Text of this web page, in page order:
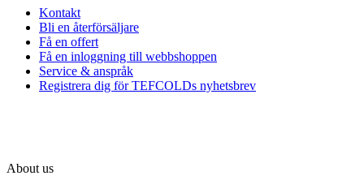
Kontakt
Bli en återförsäljare
Få en offert
Få en inloggning till webbshoppen
Service & anspråk
Registrera dig för TEFCOLDs nyhetsbrev
About us